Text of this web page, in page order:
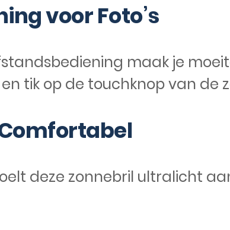
voor Foto’s
maak je
tik op de touchknop van de
deze zonnebril ultralicht